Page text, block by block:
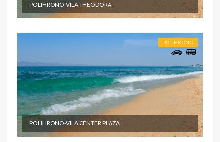
POLIHRONO-VILA THEODORA
POLIHRONO
POLIHRONO-VILA CENTER PLAZA